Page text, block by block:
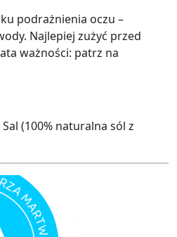
podrażnienia oczu –
Najlepiej zużyć przed
ważności: patrz na
(100% naturalna sól z